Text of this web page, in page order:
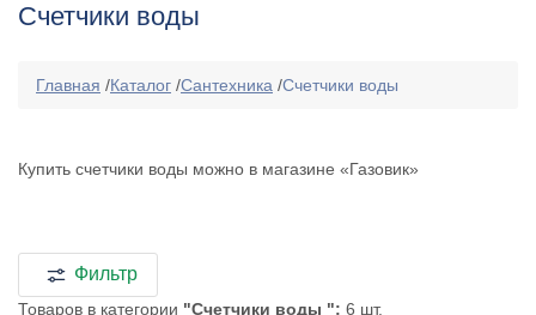
Счетчики воды
Главная /Каталог /Сантехника /Счетчики воды
Купить счетчики воды можно в магазине «Газовик»
Фильтр
Товаров в категории "Счетчики воды ": 6 шт.